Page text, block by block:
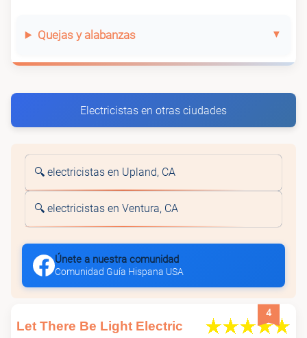
Quejas y alabanzas
Electricistas en otras ciudades
🔍 electricistas en Upland, CA
🔍 electricistas en Ventura, CA
Únete a nuestra comunidad
Comunidad Guía Hispana USA
4
Let There Be Light Electric